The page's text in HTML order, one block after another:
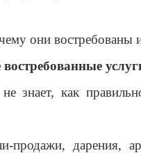
они востребованы
знает, как
продажи, дарения,